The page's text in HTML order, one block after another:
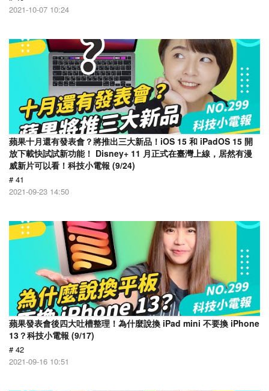
2021-10-07 10:24
蘋果十月還有發表會？將推出三大新品！iOS 15 和 iPadOS 15 開
放下載快試試新功能！ Disney+ 11 月正式在臺灣上線，居然有漫
威新片可以看！科技小電報 (9/24)
# 41
2021-09-23 14:50
蘋果發表會後四大吐槽整理！為什麼說換 iPad mini 不要換 iPhone
13？科技小電報 (9/17)
# 42
2021-09-16 10:51